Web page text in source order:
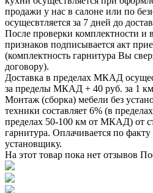
продажи у нас в салоне или по
осущесвтляется за 7 дней до
После проверки комплектности и
признаков подписывается акт
(комплектность гарнитура Вы
договору).
Доставка в пределах МКАД
за пределы МКАД + 40 руб. за 1
Монтаж (сборка) мебели без
техники составляет 6% (в
пределах 50-100 км от МКАД) от
гарнитура. Оплачивается по
установщику.
На этот товар пока нет отзывов